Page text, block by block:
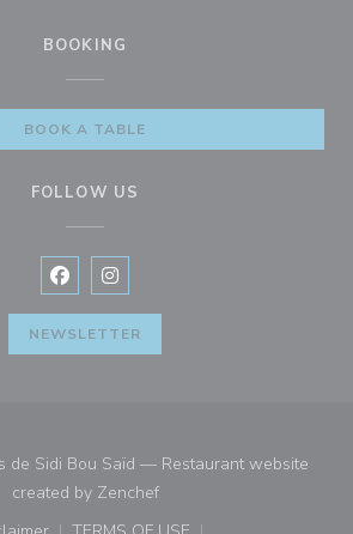
BOOKING
BOOK A TABLE
FOLLOW US
Facebook ((opens in a new
Instagram ((opens in a new
NEWSLETTER
de Sidi Bou Saïd — Restaurant website
created by Zenchef((opens in a new